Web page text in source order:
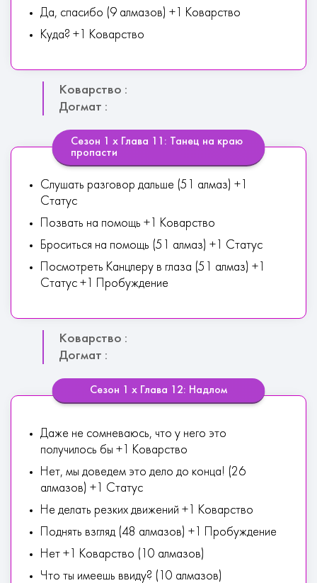
Да, спасибо (9 алмазов) +1 Коварство
Куда? +1 Коварство
Коварство :
Догмат :
Сезон 1 х Глава 11: Танец на краю
пропасти
Слушать разговор дальше (51 алмаз) +1
Статус
Позвать на помощь +1 Коварство
Броситься на помощь (51 алмаз) +1 Статус
Посмотреть Канцлеру в глаза (51 алмаз) +1
Статус +1 Пробуждение
Коварство :
Догмат :
Сезон 1 х Глава 12: Надлом
Даже не сомневаюсь, что у него это
получилось бы +1 Коварство
Нет, мы доведем это дело до конца! (26
алмазов) +1 Статус
Не делать резких движений +1 Коварство
Поднять взгляд (48 алмазов) +1 Пробуждение
Нет +1 Коварство (10 алмазов)
Что ты имеешь ввиду? (10 алмазов)